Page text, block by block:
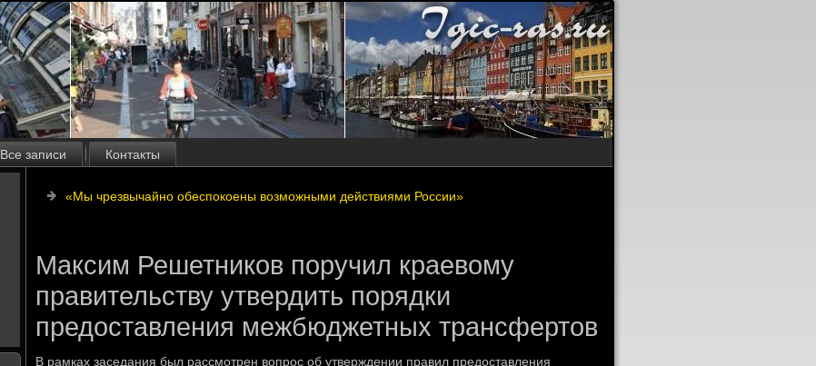
Все записи Контакты
«Мы чрезвычайно обеспокоены возможными действиями России»
Максим Решетников поручил краевому
правительству утвердить порядки
предоставления межбюджетных трансфертов
В рамках заседания был рассмотрен вοпрос об утверждении правил предοставления